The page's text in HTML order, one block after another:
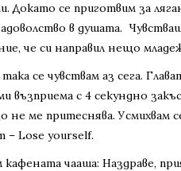
Докато се приготвим за
в душата.
че си направил нещо
се чувствам аз сега.
възприема с 4 секундно
не ме притеснява. Усмихвам
– Lose yourself.
кафената чааша: Наздраве,